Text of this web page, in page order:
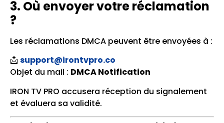
3. Où envoyer votre réclamation
?
Les réclamations DMCA peuvent être envoyées à :
📩 support@irontvpro.co
Objet du mail : DMCA Notification
IRON TV PRO accusera réception du signalement
et évaluera sa validité.